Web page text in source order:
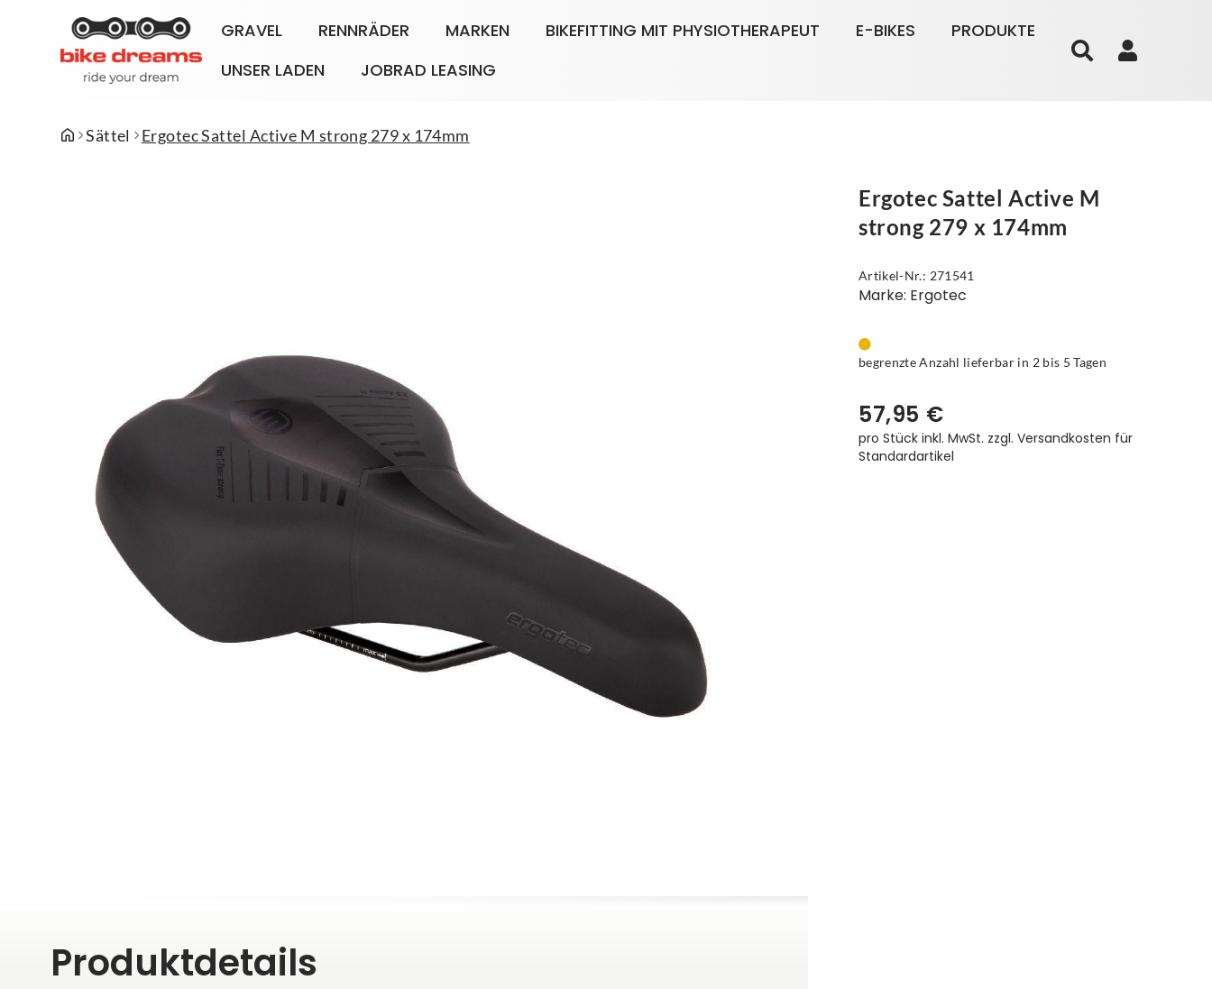
GRAVEL RENNRÄDER MARKEN BIKEFITTING MIT PHYSIOTHERAPEUT E-BIKES
PRODUKTE
UNSER LADEN
JOBRAD LEASING
Sättel Ergotec Sattel Active M strong 279 x 174mm
Produktdetails
Ergotec Sattel Active M
strong 279 x 174mm
Artikel-Nr.: 271541
Marke: Ergotec
begrenzte Anzahl lieferbar in 2 bis 5 Tagen
57,95 €
pro Stück inkl. MwSt. zzgl. Versandkosten für
Standardartikel